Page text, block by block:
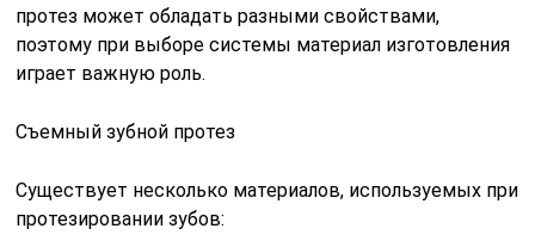
протез может обладать разными свойствами,
поэтому при выборе системы материал изготовления
играет важную роль.
Съемный зубной протез
Существует несколько материалов, используемых при
протезировании зубов: